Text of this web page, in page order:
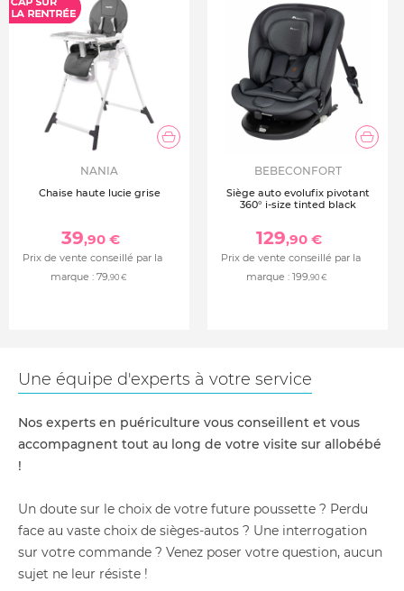
NANIA
Chaise haute lucie grise
39,90 €
Prix de vente conseillé par la
marque : 79,90 €
BEBECONFORT
Siège auto evolufix pivotant
360° i-size tinted black
129,90 €
Prix de vente conseillé par la
marque : 199,90 €
Une équipe d'experts à votre service
Nos experts en puériculture vous conseillent et vous
accompagnent tout au long de votre visite sur allobébé
!
Un doute sur le choix de votre future poussette ? Perdu
face au vaste choix de sièges-autos ? Une interrogation
sur votre commande ? Venez poser votre question, aucun
sujet ne leur résiste !